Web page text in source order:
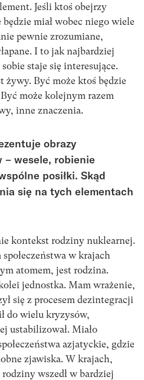
Jeśli ktoś obejrzy
miał wobec niego wiele
pewnie zrozumiane,
I to jak najbardziej
staje się interesujące.
żywy. Być może ktoś będzie
może kolejnym razem
inne znaczenia.
obrazy
– wesele, robienie
posiłki. Skąd
się na tych elementach
kontekst rodziny nuklearnej.
w krajach
atomem, jest rodzina.
jednostka. Mam wrażenie,
się z procesem dezintegracji
do wielu kryzysów,
ustabilizował. Miało
azjatyckie, gdzie
zjawiska. W krajach,
wszedł w bardziej